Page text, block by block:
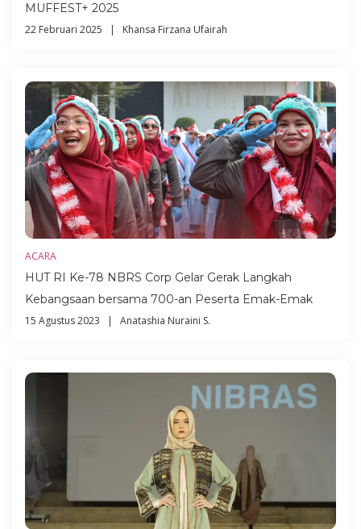
MUFFEST+ 2025
22 Februari 2025 | Khansa Firzana Ufairah
ACARA
HUT RI Ke-78 NBRS Corp Gelar Gerak Langkah
Kebangsaan bersama 700-an Peserta Emak-Emak
15 Agustus 2023 | Anatashia Nuraini S.